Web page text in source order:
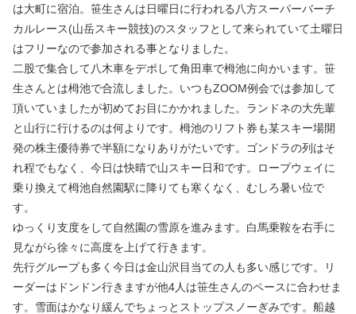
は大町に宿泊。笹生さんは日曜日に行われる八方スーパーバーチ
カルレース(山岳スキー競技)のスタッフとして来られていて土曜日
はフリーなので参加される事となりました。
二股で集合して八木車をデポして角田車で栂池に向かいます。笹
生さんとは栂池で合流しました。いつもZOOM例会では参加して
頂いていましたが初めてお目にかかれました。ランドネの大先輩
と山行に行けるのは何よりです。栂池のリフト券も某スキー場開
発の株主優待券で半額になりありがたいです。ゴンドラの列はそ
れ程でもなく、今日は快晴で山スキー日和です。ロープウェイに
乗り換えて栂池自然園駅に降りても寒くなく、むしろ暑い位で
す。
ゆっくり支度をして自然園の雪原を進みます。白馬乗鞍を右手に
見ながら徐々に高度を上げて行きます。
先行グループも多く今日は金山沢目当ての人も多い感じです。リ
ーダーはドンドン行きますが他4人は笹生さんのペースに合わせま
す。雪面はかなり緩んでちょっとストップスノーぎみです。船越